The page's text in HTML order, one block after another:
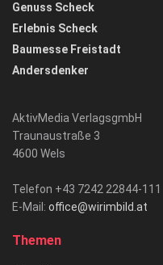
Genuss Scheck
Erlebnis Scheck
Baumesse Freistadt
Andersdenker
AktivMedia VerlagsgmbH
Traunaustraße 3
4600 Wels
Telefon +43 7242 22844-111
E-Mail: office@wirimbild.at
Themen